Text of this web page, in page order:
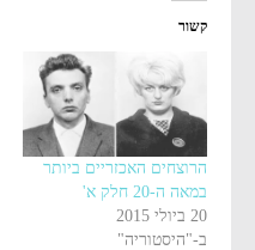
קשור
הרוצחים האכזריים ביותר
במאה ה-20 חלק א'
20 ביולי 2015
ב-"היסטוריה"